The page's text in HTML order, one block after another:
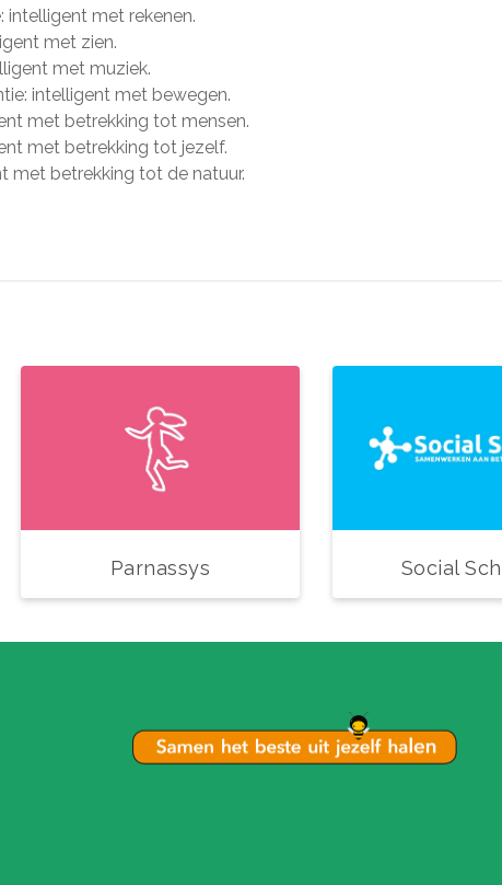
met rekenen.
met zien.
met muziek.
intelligent met bewegen.
met betrekking tot mensen.
met betrekking tot jezelf.
met betrekking tot de natuur.
Parnassys Social